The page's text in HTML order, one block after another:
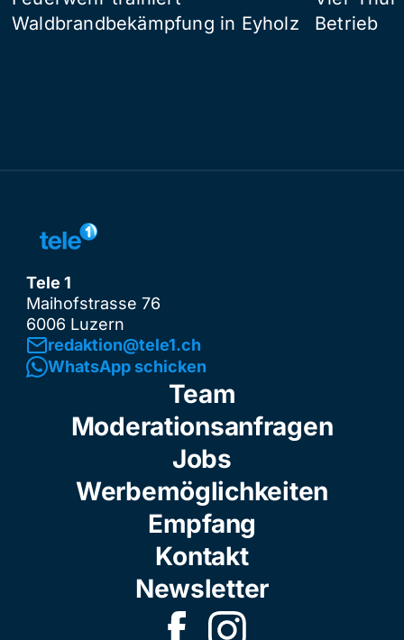
Waldbrandbekämpfung in Eyholz
Betrieb
Tele 1
Maihofstrasse 76
6006 Luzern
redaktion@tele1.ch
WhatsApp schicken
Team
Moderationsanfragen
Jobs
Werbemöglichkeiten
Empfang
Kontakt
Newsletter